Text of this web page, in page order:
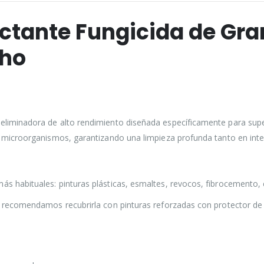
Fungicida de
de alto rendimiento diseñada específicamente para
garantizando una limpieza profunda tanto en
habituales: pinturas plásticas, esmaltes, revocos,
recubrirla con pinturas reforzadas con protector